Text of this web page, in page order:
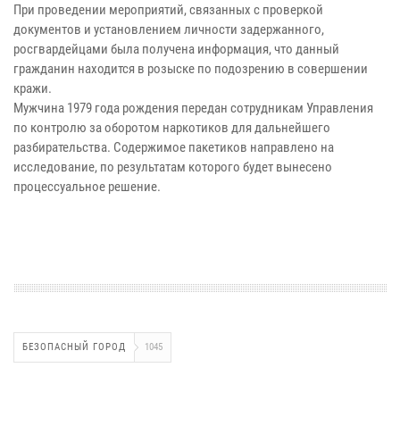
При проведении мероприятий, связанных с проверкой
документов и установлением личности задержанного,
росгвардейцами была получена информация, что данный
гражданин находится в розыске по подозрению в совершении
кражи.
Мужчина 1979 года рождения передан сотрудникам Управления
по контролю за оборотом наркотиков для дальнейшего
разбирательства. Содержимое пакетиков направлено на
исследование, по результатам которого будет вынесено
процессуальное решение.
БЕЗОПАСНЫЙ ГОРОД 1045